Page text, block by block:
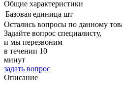
Общие характеристики
Базовая единица шт
Остались вопросы по данному
Задайте вопрос специалисту,
и мы перезвоним
в течении 10
минут
задать вопрос
Описание